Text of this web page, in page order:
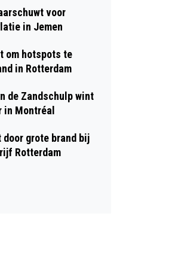
voor
in Jemen
om hotspots te
in Rotterdam
de Zandschulp wint
in Montréal
grote brand bij
Rotterdam